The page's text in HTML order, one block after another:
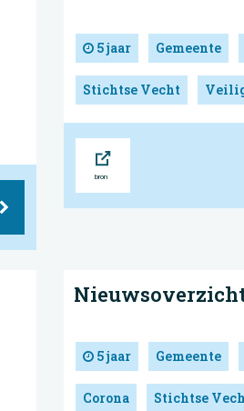
5 jaar Gemeente
Stichtse Vecht
5 jaar Gemeente
Corona Stichtse